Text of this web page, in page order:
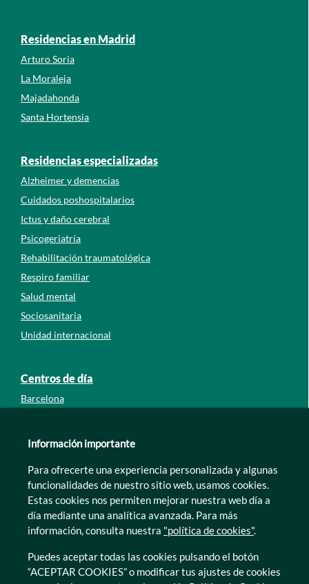
Residencias en Madrid
Arturo Soria
La Moraleja
Majadahonda
Santa Hortensia
Residencias especializadas
Alzheimer y demencias
Cuidados poshospitalarios
Ictus y daño cerebral
Psicogeriatría
Rehabilitación traumatológica
Respiro familiar
Salud mental
Sociosanitaria
Unidad internacional
Centros de día
Barcelona
León
Murcia
Tarragona
Zamora
Información importante
Para ofrecerte una experiencia personalizada y algunas
funcionalidades de nuestro sitio web, usamos cookies.
Estas cookies nos permiten mejorar nuestra web día a
día mediante una analítica avanzada. Para más
información, consulta nuestra "política de cookies".
Puedes aceptar todas las cookies pulsando el botón
“ACEPTAR COOKIES” o modificar tus ajustes de cookies